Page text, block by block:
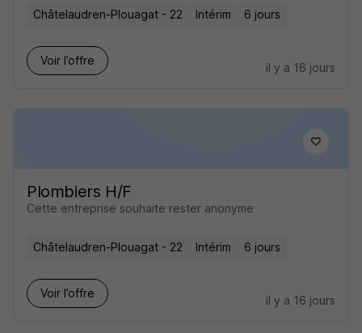
Châtelaudren-Plouagat - 22 Intérim 6 jours
Voir l’offre
il y a 16 jours
Plombiers H/F
Cette entreprise souhaite rester anonyme
Châtelaudren-Plouagat - 22 Intérim 6 jours
Voir l’offre
il y a 16 jours